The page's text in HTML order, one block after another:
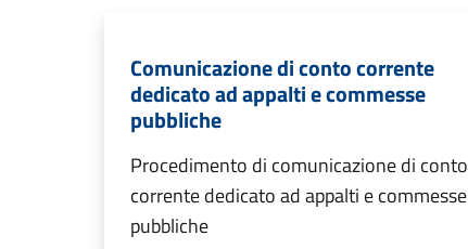
Comunicazione di conto corrente
dedicato ad appalti e commesse
pubbliche
Procedimento di comunicazione di conto
corrente dedicato ad appalti e commesse
pubbliche